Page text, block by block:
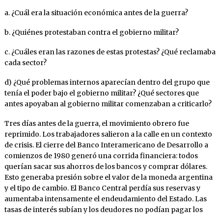
a. ¿Cuál era la situación económica antes de la guerra?
b. ¿Quiénes protestaban contra el gobierno militar?
c. ¿Cuáles eran las razones de estas protestas? ¿Qué reclamaba
cada sector?
d) ¿Qué problemas internos aparecían dentro del grupo que
tenía el poder bajo el gobierno militar? ¿Qué sectores que
antes apoyaban al gobierno militar comenzaban a criticarlo?
Tres días antes de la guerra, el movimiento obrero fue
reprimido. Los trabajadores salieron a la calle en un contexto
de crisis. El cierre del Banco Interamericano de Desarrollo a
comienzos de 1980 generó una corrida financiera: todos
querían sacar sus ahorros de los bancos y comprar dólares.
Esto generaba presión sobre el valor de la moneda argentina
y el tipo de cambio. El Banco Central perdía sus reservas y
aumentaba intensamente el endeudamiento del Estado. Las
tasas de interés subían y los deudores no podían pagar los